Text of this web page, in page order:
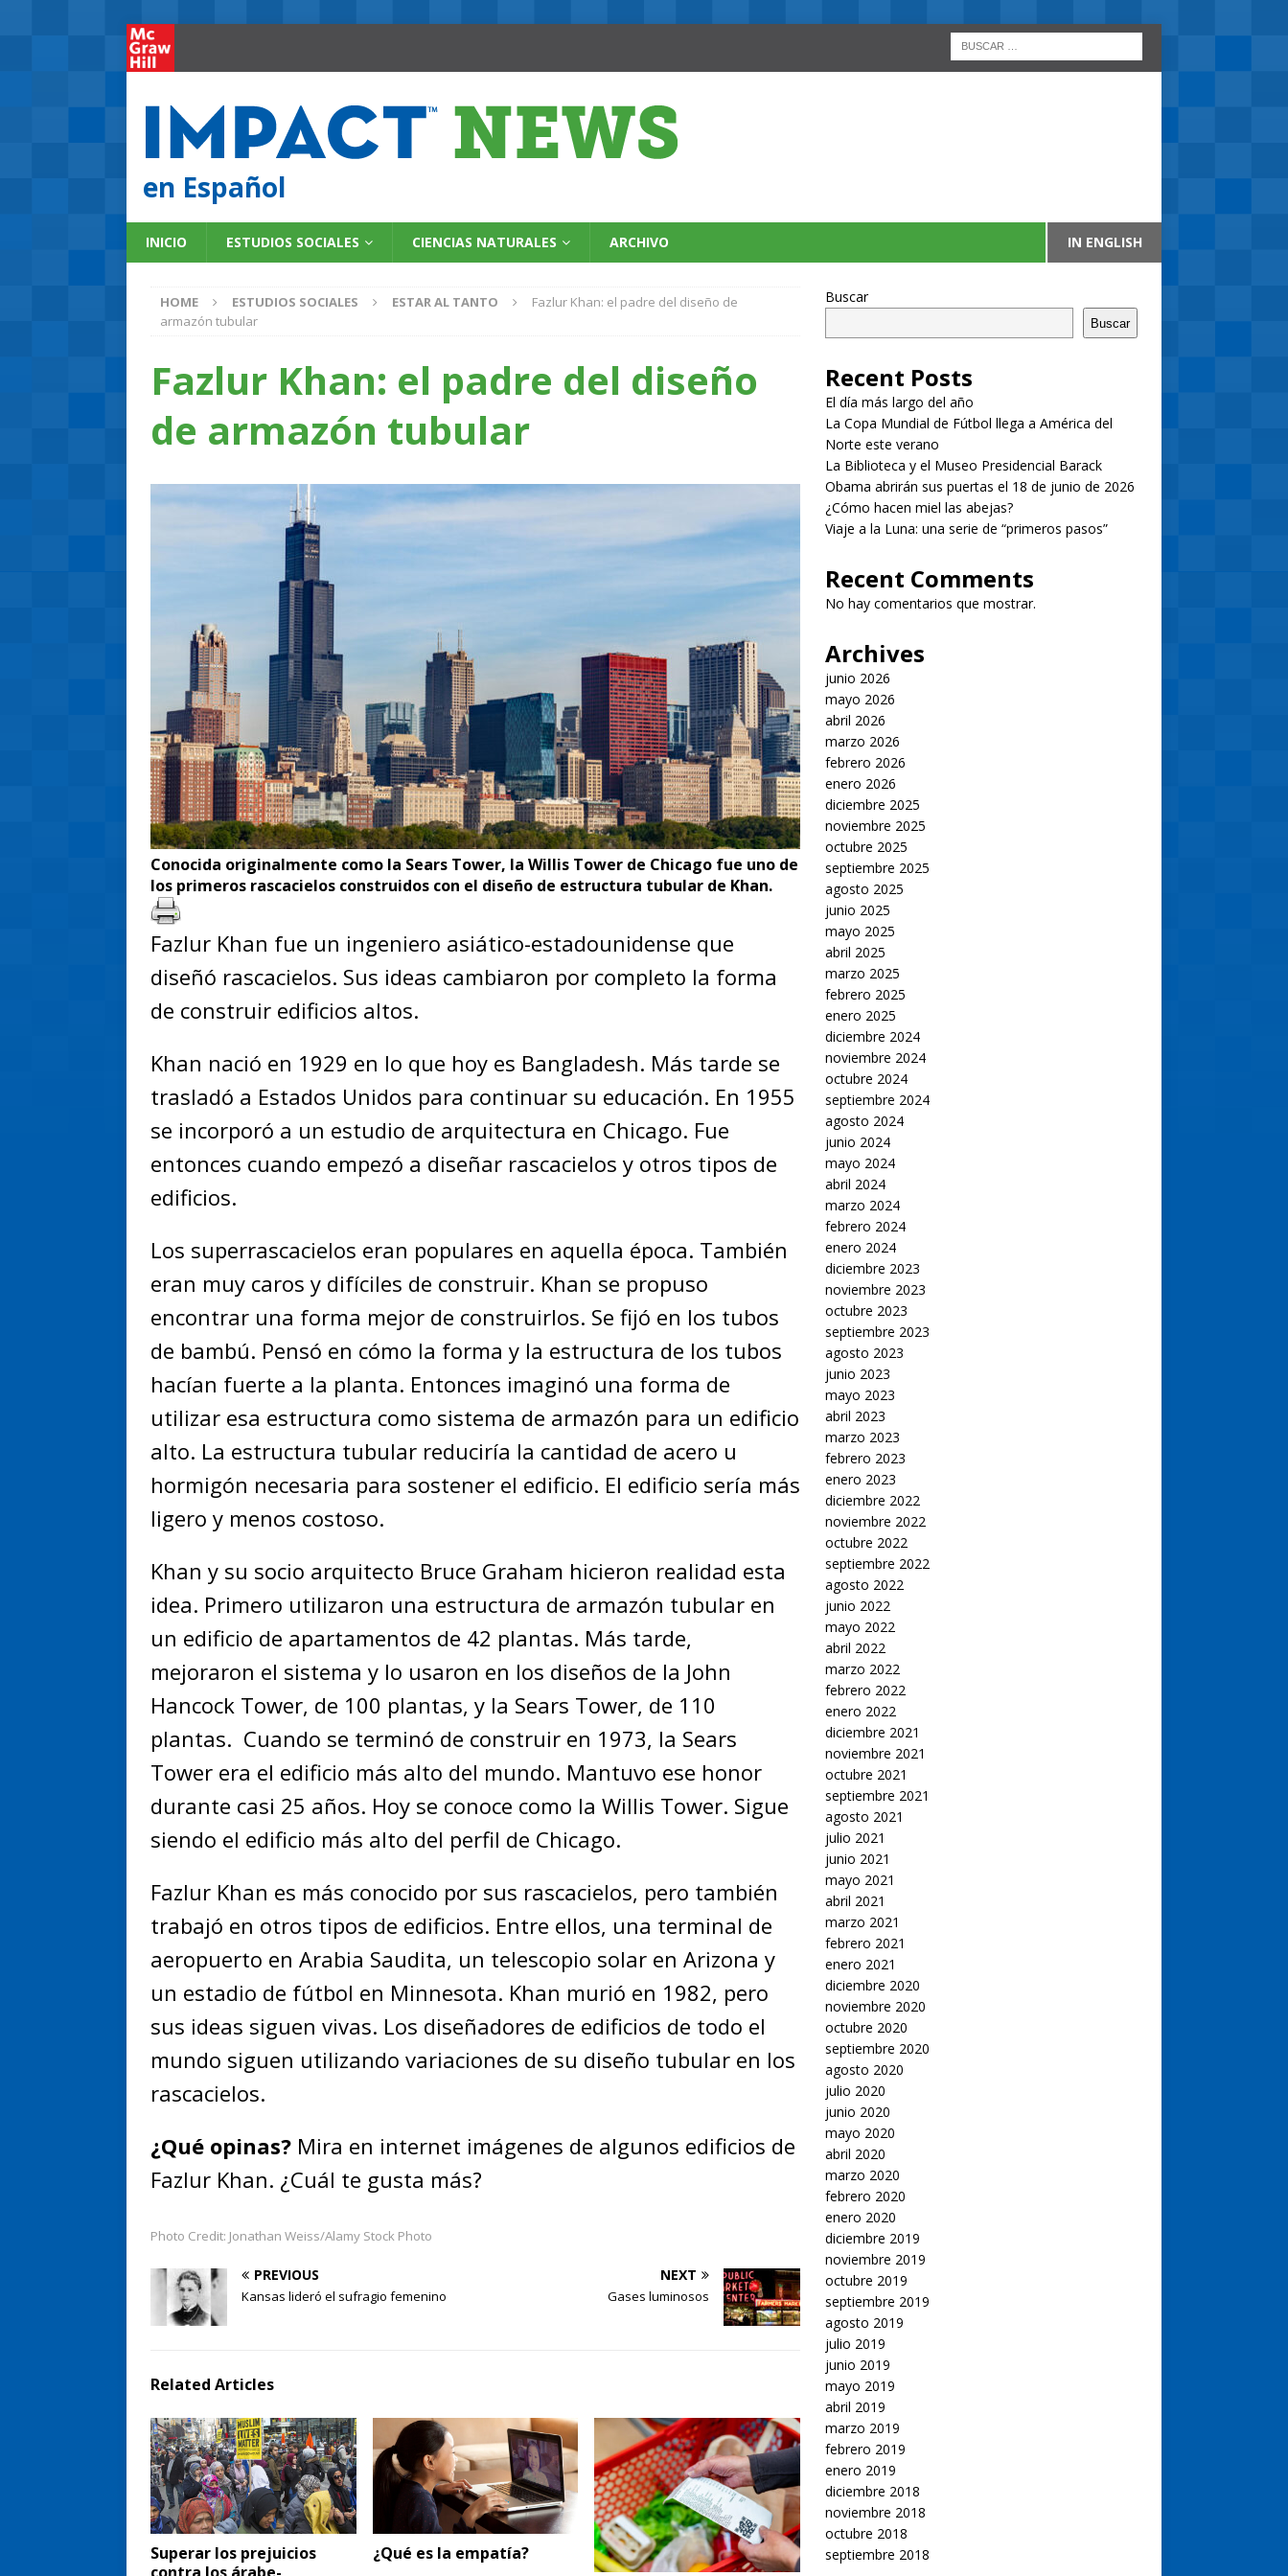
en Español
INICIO ESTUDIOS SOCIALES CIENCIAS NATURALES ARCHIVO IN ENGLISH
HOME ESTUDIOS SOCIALES ESTAR AL TANTO
Fazlur Khan: el padre del diseño de
armazón tubular
Fazlur Khan: el padre del diseño
de armazón tubular
Conocida originalmente como la Sears Tower, la Willis Tower de Chicago fue uno de
los primeros rascacielos construidos con el diseño de estructura tubular de Khan.
Fazlur Khan fue un ingeniero asiático-estadounidense que
diseñó rascacielos. Sus ideas cambiaron por completo la forma
de construir edificios altos.
Khan nació en 1929 en lo que hoy es Bangladesh. Más tarde se
trasladó a Estados Unidos para continuar su educación. En 1955
se incorporó a un estudio de arquitectura en Chicago. Fue
entonces cuando empezó a diseñar rascacielos y otros tipos de
edificios.
Los superrascacielos eran populares en aquella época. También
eran muy caros y difíciles de construir. Khan se propuso
encontrar una forma mejor de construirlos. Se fijó en los tubos
de bambú. Pensó en cómo la forma y la estructura de los tubos
hacían fuerte a la planta. Entonces imaginó una forma de
utilizar esa estructura como sistema de armazón para un edificio
alto. La estructura tubular reduciría la cantidad de acero u
hormigón necesaria para sostener el edificio. El edificio sería más
ligero y menos costoso.
Khan y su socio arquitecto Bruce Graham hicieron realidad esta
idea. Primero utilizaron una estructura de armazón tubular en
un edificio de apartamentos de 42 plantas. Más tarde,
mejoraron el sistema y lo usaron en los diseños de la John
Hancock Tower, de 100 plantas, y la Sears Tower, de 110
plantas. Cuando se terminó de construir en 1973, la Sears
Tower era el edificio más alto del mundo. Mantuvo ese honor
durante casi 25 años. Hoy se conoce como la Willis Tower. Sigue
siendo el edificio más alto del perfil de Chicago.
Fazlur Khan es más conocido por sus rascacielos, pero también
trabajó en otros tipos de edificios. Entre ellos, una terminal de
aeropuerto en Arabia Saudita, un telescopio solar en Arizona y
un estadio de fútbol en Minnesota. Khan murió en 1982, pero
sus ideas siguen vivas. Los diseñadores de edificios de todo el
mundo siguen utilizando variaciones de su diseño tubular en los
rascacielos.
¿Qué opinas? Mira en internet imágenes de algunos edificios de
Fazlur Khan. ¿Cuál te gusta más?
Photo Credit: Jonathan Weiss/Alamy Stock Photo
PREVIOUS
Kansas lideró el sufragio femenino
NEXT
Gases luminosos
Related Articles
Superar los prejuicios
¿Qué es la empatía?
Buscar
Buscar
Recent Posts
El día más largo del año
La Copa Mundial de Fútbol llega a América del
Norte este verano
La Biblioteca y el Museo Presidencial Barack
Obama abrirán sus puertas el 18 de junio de 2026
¿Cómo hacen miel las abejas?
Viaje a la Luna: una serie de “primeros pasos”
Recent Comments
No hay comentarios que mostrar.
Archives
junio 2026
mayo 2026
abril 2026
marzo 2026
febrero 2026
enero 2026
diciembre 2025
noviembre 2025
octubre 2025
septiembre 2025
agosto 2025
junio 2025
mayo 2025
abril 2025
marzo 2025
febrero 2025
enero 2025
diciembre 2024
noviembre 2024
octubre 2024
septiembre 2024
agosto 2024
junio 2024
mayo 2024
abril 2024
marzo 2024
febrero 2024
enero 2024
diciembre 2023
noviembre 2023
octubre 2023
septiembre 2023
agosto 2023
junio 2023
mayo 2023
abril 2023
marzo 2023
febrero 2023
enero 2023
diciembre 2022
noviembre 2022
octubre 2022
septiembre 2022
agosto 2022
junio 2022
mayo 2022
abril 2022
marzo 2022
febrero 2022
enero 2022
diciembre 2021
noviembre 2021
octubre 2021
septiembre 2021
agosto 2021
julio 2021
junio 2021
mayo 2021
abril 2021
marzo 2021
febrero 2021
enero 2021
diciembre 2020
noviembre 2020
octubre 2020
septiembre 2020
agosto 2020
julio 2020
junio 2020
mayo 2020
abril 2020
marzo 2020
febrero 2020
enero 2020
diciembre 2019
noviembre 2019
octubre 2019
septiembre 2019
agosto 2019
julio 2019
junio 2019
mayo 2019
abril 2019
marzo 2019
febrero 2019
enero 2019
diciembre 2018
noviembre 2018
octubre 2018
septiembre 2018